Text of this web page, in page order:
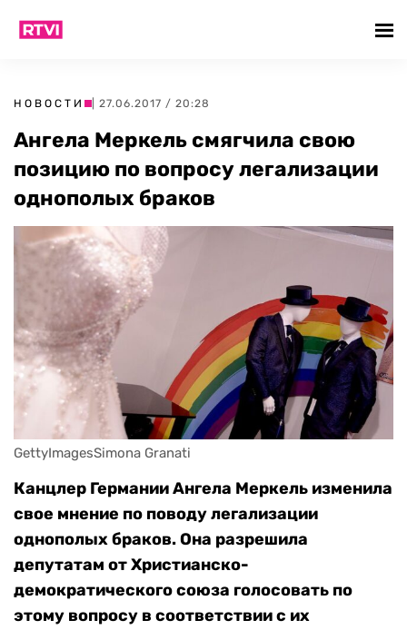
НОВОСТИ | 27.06.2017 / 20:28
Ангела Меркель смягчила свою
позицию по вопросу легализации
однополых браков
GettyImagesSimona Granati
Канцлер Германии Ангела Меркель изменила
свое мнение по поводу легализации
однополых браков. Она разрешила
депутатам от Христианско-
демократического союза голосовать по
этому вопросу в соответствии с их